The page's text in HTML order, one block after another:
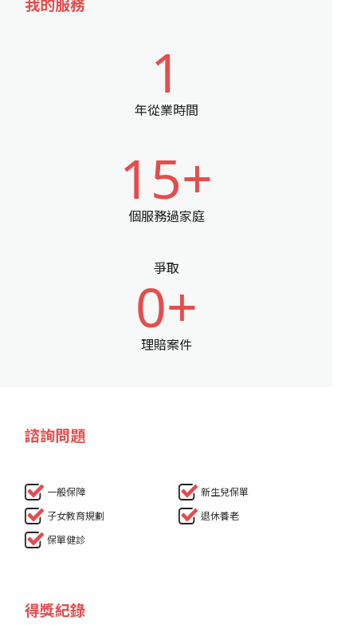
我的服務
1
年從業時間
15+
個服務過家庭
爭取
0+
理賠案件
諮詢問題
一般保障
新生兒保單
子女教育規劃
退休養老
保單健診
得獎紀錄